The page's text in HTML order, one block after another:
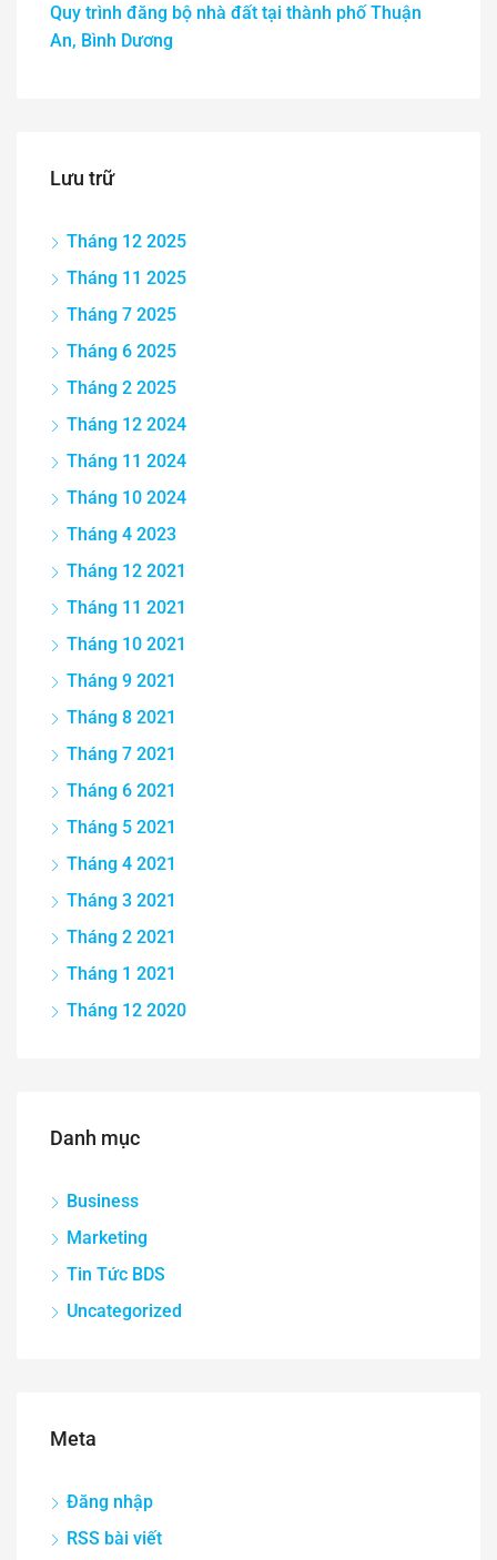
Quy trình đăng bộ nhà đất tại thành phố Thuận
An, Bình Dương
Lưu trữ
Tháng 12 2025
Tháng 11 2025
Tháng 7 2025
Tháng 6 2025
Tháng 2 2025
Tháng 12 2024
Tháng 11 2024
Tháng 10 2024
Tháng 4 2023
Tháng 12 2021
Tháng 11 2021
Tháng 10 2021
Tháng 9 2021
Tháng 8 2021
Tháng 7 2021
Tháng 6 2021
Tháng 5 2021
Tháng 4 2021
Tháng 3 2021
Tháng 2 2021
Tháng 1 2021
Tháng 12 2020
Danh mục
Business
Marketing
Tin Tức BDS
Uncategorized
Meta
Đăng nhập
RSS bài viết